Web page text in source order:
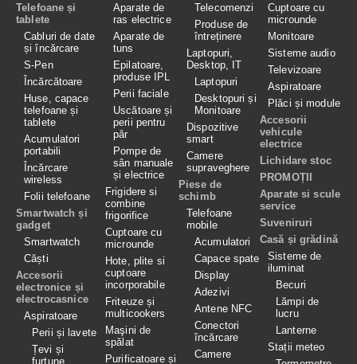
Telefoane și
tablete
Cabluri de date
și încărcare
S-Pen
Încărcătoare
Huse, capace
telefoane și
tablete
Acumulatori
portabili
Încărcare
wireless
Folii telefoane
Smartwatch și
gadget
Smartwatch
Căști
Accesorii
electronice și
electrocasnice
Aspiratoare
Perii și lavete
Țevi și
furtune
Aparate de
ras electrice
Aparate de
tuns
Epilatoare,
produse IPL
Perii faciale
Uscătoare și
perii pentru
păr
Pompe de
sân manuale
și electrice
Frigidere si
combine
frigorifice
Cuptoare cu
microunde
Hote, plite si
cuptoare
incorporabile
Friteuze și
multicookers
Maşini de
spălat
Purificatoare și
Telecomenzi
Produse de
întreținere
Laptopuri,
Desktop, IT
Laptopuri
Desktopuri și
Monitoare
Dispozitive
smart
Camere
supraveghere
Piese de
schimb
Telefoane
mobile
Acumulatori
Capace spate
Display
Adezivi
Antene NFC
Conectori
încărcare
Camere
Cuptoare cu
microunde
Monitoare
Sisteme audio
Televizoare
Aspiratoare
Plăci și module
Accesorii
vehicule
electrice
Lichidare stoc
PROMOȚII
Aparate si scule
service
Suveniruri
Casă și grădină
Sisteme de
iluminat
Becuri
Lămpi de
lucru
Lanterne
Stații meteo